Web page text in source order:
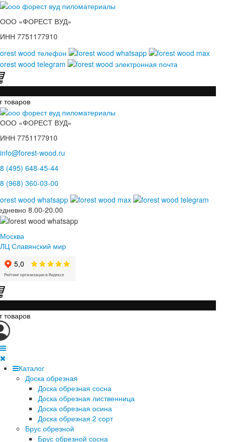
ООО «ФОРЕСТ ВУД»
ИНН 7751177910
товаров
ООО «ФОРЕСТ ВУД»
ИНН 7751177910
info@forest-wood.ru
8 (495) 648-45-44
8 (968) 360-03-00
8.00-20.00
Москва
ЛЦ Славянский мир
товаров
Каталог
Доска обрезная
Доска обрезная сосна
Доска обрезная лиственница
Доска обрезная осина
Доска обрезная 2 сорт
Брус обрезной
Брус обрезной сосна